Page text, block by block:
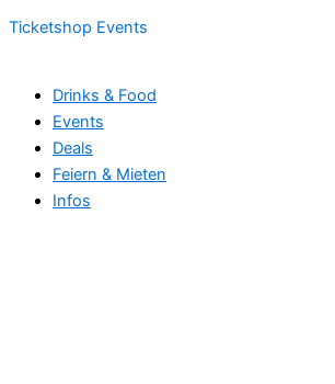
Ticketshop Events
Drinks & Food
Events
Deals
Feiern & Mieten
Infos